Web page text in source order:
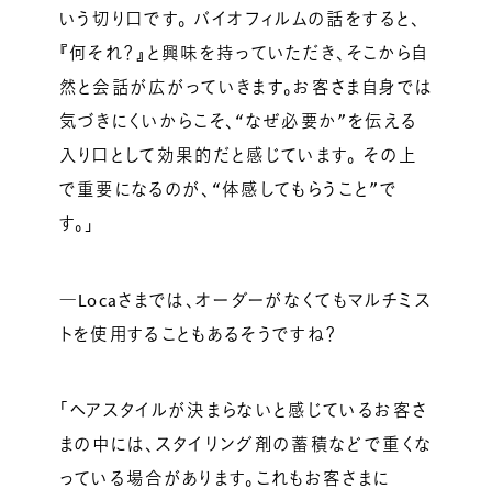
いう切り口です。 バイオフィルムの話をすると、
『何それ？』と興味を持っていただき、そこから自
然と会話が広がっていきます。お客さま自身では
気づきにくいからこそ、“なぜ必要か”を伝える
入り口として効果的だと感じています。 その上
で重要になるのが、“体感してもらうこと”で
す。」
―Locaさまでは、オーダーがなくてもマルチミス
トを使用することもあるそうですね？
「ヘアスタイルが決まらないと感じているお客さ
まの中には、スタイリング剤の蓄積などで重くな
っている場合があります。これもお客さまに